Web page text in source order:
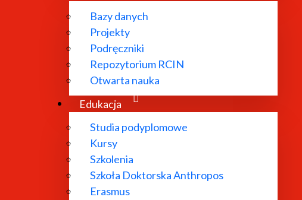
Bazy danych
Projekty
Podręczniki
Repozytorium RCIN
Otwarta nauka
Edukacja
Studia podyplomowe
Kursy
Szkolenia
Szkoła Doktorska Anthropos
Erasmus